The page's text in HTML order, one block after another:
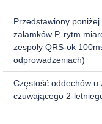
Przedstawiony
załamków P, rytm
zespoły QRS-ok
odprowadzeniach)
Częstość oddechów u
czuwającego 2-